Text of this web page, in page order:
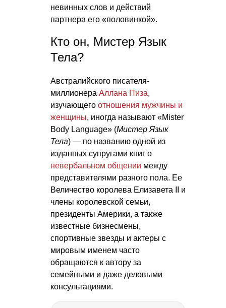
невинных слов и действий
партнера его «половинкой».
Кто он, Мистер Язык
Тела?
Австралийского писателя-
миллионера Аллана Пиза,
изучающего отношения мужчины и
женщины, иногда называют «Mister
Body Language» (Мистер Язык
Тела) — по названию одной из
изданных супругами книг о
невербальном общении между
представителями разного пола. Ее
Величество королева Елизавета II и
члены королевской семьи,
президенты Америки, а также
известные бизнесмены,
спортивные звезды и актеры с
мировым именем часто
обращаются к автору за
семейными и даже деловыми
консультациями.